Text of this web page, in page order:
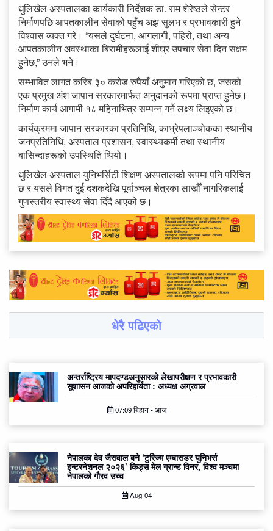
धुलिखेल अस्पतालका कार्यकारी निर्देशक डा. राम शेरेष्ठले सेन्टर
निर्माणपछि आपतकालीन सेवाको पहुँच अझ सुलभ र प्रभावकारी हुने
विश्वास व्यक्त गरे। “यसले दुर्घटना, आगलागी, पहिरो, तथा अन्य
आपतकालीन अवस्थाका बिरामीहरूलाई शीघ्र उपचार सेवा दिन सक्षम
हुनेछ,” उनले भने।
सम्भावित लागत करिब ३० करोड रुपैयाँ अनुमान गरिएको छ, जसको
एक प्रमुख अंश जापान सरकारमार्फत अनुदानको रूपमा प्राप्त हुनेछ।
निर्माण कार्य आगामी १८ महिनाभित्र सम्पन्न गर्ने लक्ष्य लिइएको छ।
कार्यक्रममा जापान सरकारका प्रतिनिधि, काभ्रेपलाञ्चोकका स्थानीय
जनप्रतिनिधि, अस्पताल प्रशासन, स्वास्थ्यकर्मी तथा स्थानीय
बासिन्दाहरूको उपस्थिति थियो।
धुलिखेल अस्पताल युनिभर्सिटी शिक्षण अस्पतालको रूपमा पनि परिचित
छ र यसले विगत दुई दशकदेखि पूर्वाञ्चल क्षेत्रका लाखौँ नागरिकलाई
गुणस्तरीय स्वास्थ्य सेवा दिँदै आएको छ।
धेरै पढिएको
अन्तर्राष्ट्रिय मापदण्डअनुसारको लेखापरीक्षण र प्रभावकारी
सुशासन आजको अपरिहार्यता : अध्यक्ष अग्रवाल
07:09 बिहान • आज
नेपालका देव जैसवाल बने ‘टुरिज्म एम्बासडर युनिभर्स
इन्टरनेशनल २०२६’ किड्स मेल ग्रान्ड विनर, विश्व मञ्चमा
नेपालको गौरव उच्च
Aug-04